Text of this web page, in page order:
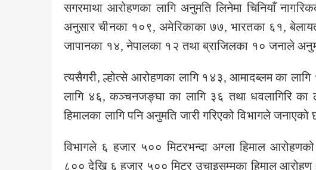
सगरमाथा आरोहणका लागि अनुमति लिनेमा चिनियाँ
अनुसार चीनका १०९, अमेरिकाका ७७, भारतका ६१,
जापानका १४, नेपालका १२ तथा ब्राजिलका १० जनाले
त्यसैगरी, ल्होत्से आरोहणका लागि १४३, आमादब्लम का
लागि ४६, कञ्चनजङ्घा का लागि ३६ तथा धवलागिरि
हिमालका लागि पनि अनुमति जारी गरिएको विभागले जनाएको
विभागले ६ हजार ५०० मिटरभन्दा अग्ला हिमाल
८०० देखि ६ हजार ५०० मिटर उचाइसम्मका हिमाल